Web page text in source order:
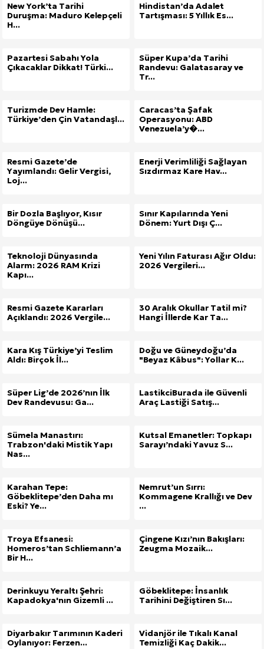
New York’ta Tarihi
Duruşma: Maduro Kelepçeli
H...
Hindistan’da Adalet
Tartışması: 5 Yıllık Es...
Pazartesi Sabahı Yola
Çıkacaklar Dikkat! Türki...
Süper Kupa’da Tarihi
Randevu: Galatasaray ve
Tr...
Turizmde Dev Hamle:
Türkiye’den Çin Vatandaşl...
Caracas’ta Şafak
Operasyonu: ABD
Venezuela’y�...
Resmi Gazete’de
Yayımlandı: Gelir Vergisi,
Loj...
Enerji Verimliliği Sağlayan
Sızdırmaz Kare Hav...
Bir Dozla Başlıyor, Kısır
Döngüye Dönüşü...
Sınır Kapılarında Yeni
Dönem: Yurt Dışı Ç...
Teknoloji Dünyasında
Alarm: 2026 RAM Krizi
Kapı...
Yeni Yılın Faturası Ağır Oldu:
2026 Vergileri...
Resmi Gazete Kararları
Açıklandı: 2026 Vergile...
30 Aralık Okullar Tatil mi?
Hangi İllerde Kar Ta...
Kara Kış Türkiye’yi Teslim
Aldı: Birçok İl...
Doğu ve Güneydoğu’da
"Beyaz Kâbus": Yollar K...
Süper Lig’de 2026’nın İlk
Dev Randevusu: Ga...
LastikciBurada ile Güvenli
Araç Lastiği Satış...
Sümela Manastırı:
Trabzon'daki Mistik Yapı
Nas...
Kutsal Emanetler: Topkapı
Sarayı’ndaki Yavuz S...
Karahan Tepe:
Göbeklitepe’den Daha mı
Eski? Ye...
Nemrut’un Sırrı:
Kommagene Krallığı ve Dev
...
Troya Efsanesi:
Homeros’tan Schliemann’a
Bir H...
Çingene Kızı’nın Bakışları:
Zeugma Mozaik...
Derinkuyu Yeraltı Şehri:
Kapadokya'nın Gizemli ...
Göbeklitepe: İnsanlık
Tarihini Değiştiren Sı...
Diyarbakır Tarımının Kaderi
Oylanıyor: Ferzen...
Vidanjör ile Tıkalı Kanal
Temizliği Kaç Dakik...